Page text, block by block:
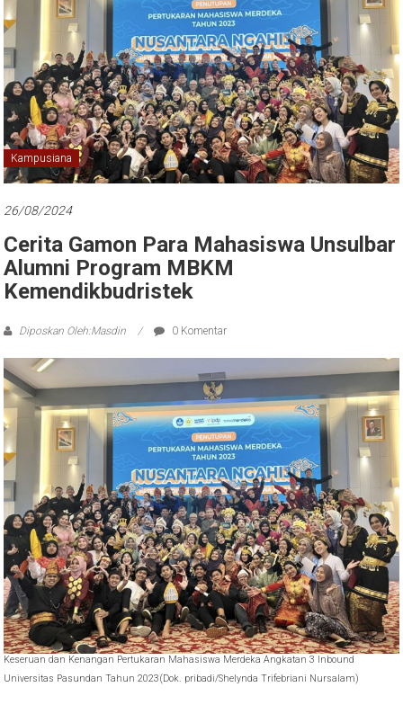
Kampusiana
26/08/2024
Cerita Gamon Para Mahasiswa Unsulbar
Alumni Program MBKM
Kemendikbudristek
Diposkan Oleh:Masdin 0 Komentar
Keseruan dan Kenangan Pertukaran Mahasiswa Merdeka Angkatan 3 Inbound
Universitas Pasundan Tahun 2023(Dok. pribadi/Shelynda Trifebriani Nursalam)